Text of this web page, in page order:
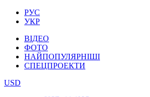
РУС
УКР
ВІДЕО
ФОТО
НАЙПОПУЛЯРНІШІ
СПЕЦПРОЕКТИ
USD